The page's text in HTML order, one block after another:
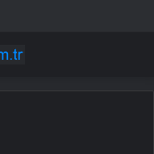
hastanelik oldu